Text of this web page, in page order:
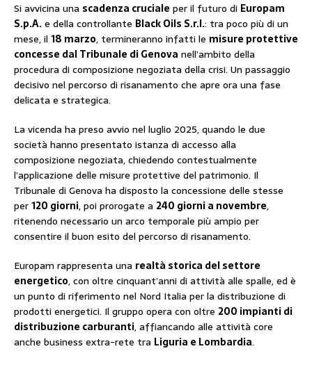
Si avvicina una scadenza cruciale per il futuro di Europam
S.p.A.e della controllante Black Oils S.r.l.: tra poco più di un
mese, il 18 marzo, termineranno infatti le misure protettive
concesse dal Tribunale di Genova nell’ambito della
procedura di composizione negoziata della crisi. Un passaggio
decisivo nel percorso di risanamento che apre ora una fase
delicata e strategica.
La vicenda ha preso avvio nel luglio 2025, quando le due
società hanno presentato istanza di accesso alla
composizione negoziata, chiedendo contestualmente
l’applicazione delle misure protettive del patrimonio. Il
Tribunale di Genova ha disposto la concessione delle stesse
per120 giorni, poi prorogate a 240 giorni a novembre,
ritenendo necessario un arco temporale più ampio per
consentire il buon esito del percorso di risanamento.
Europam rappresenta una realtà storica del settore
energetico, con oltre cinquant’anni di attività alle spalle, ed è
un punto di riferimento nel Nord Italia per la distribuzione di
prodotti energetici. Il gruppo opera con oltre 200 impianti di
distribuzione carburanti, affiancando alle attività core
anche business extra-rete tra Liguria e Lombardia.